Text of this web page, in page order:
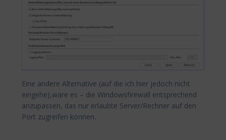
Eine andere Alternative (auf die ich hier jedoch nicht
eingehe),wäre es – die Windowsfirewall entsprechend
anzupassen, das nur erlaubte Server/Rechner auf den
Port zugreifen können.